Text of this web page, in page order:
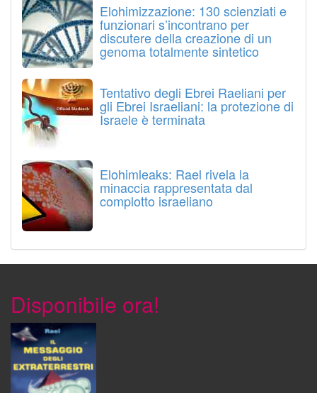
Elohimizzazione: 130 scienziati e
funzionari s’incontrano per
discutere della creazione di un
genoma totalmente sintetico
Tentativo degli Ebrei Raeliani per
gli Ebrei Israeliani: la protezione di
Israele è terminata
Elohimleaks: Rael rivela la
minaccia rappresentata dal
complotto israeliano
Disponibile ora!